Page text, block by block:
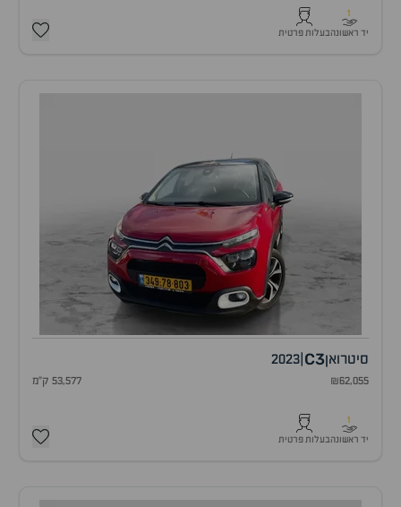
1
יד ראשונהבעלות פרטית
סיטרואןC3
2023
₪62,055 53,577 ק"מ
1
יד ראשונהבעלות פרטית